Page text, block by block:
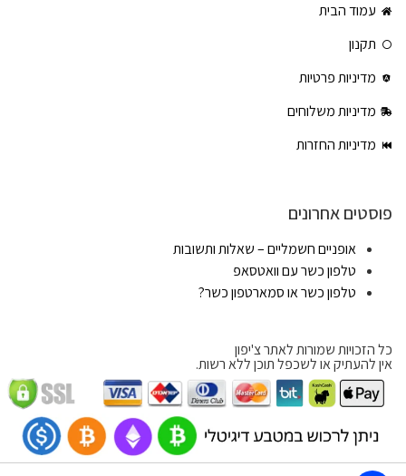
עמוד הבית
תקנון
מדיניות פרטיות
מדיניות משלוחים
מדיניות החזרות
פוסטים אחרונים
אופניים חשמליים – שאלות ותשובות
טלפון כשר עם וואטסאפ
טלפון כשר או סמארטפון כשר?
כל הזכויות שמורות לאתר צ'יפון
אין להעתיק או לשכפל תוכן ללא רשות.